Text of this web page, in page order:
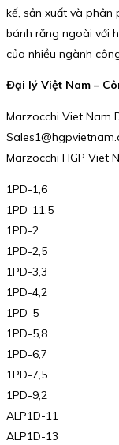
kế, sản xuất và phân
bánh răng ngoài với
của nhiều ngành
Đại lý Việt Nam –
Marzocchi Viet Nam
Marzocchi HGP Viet
1PD-1,6
1PD-11,5
1PD-2
1PD-2,5
1PD-3,3
1PD-4,2
1PD-5
1PD-5,8
1PD-6,7
1PD-7,5
1PD-9,2
ALP1D-11
ALP1D-13